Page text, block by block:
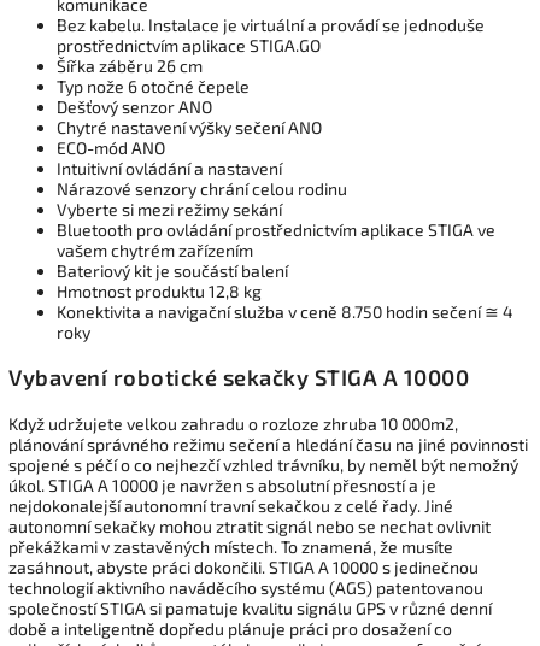
komunikace
Bez kabelu. Instalace je virtuální a provádí se jednoduše
prostřednictvím aplikace STIGA.GO
Šířka záběru 26 cm
Typ nože 6 otočné čepele
Dešťový senzor ANO
Chytré nastavení výšky sečení ANO
ECO-mód ANO
Intuitivní ovládání a nastavení
Nárazové senzory chrání celou rodinu
Vyberte si mezi režimy sekání
Bluetooth pro ovládání prostřednictvím aplikace STIGA ve
vašem chytrém zařízením
Bateriový kit je součástí balení
Hmotnost produktu 12,8 kg
Konektivita a navigační služba v ceně 8.750 hodin sečení ≅ 4
roky
Vybavení robotické sekačky STIGA A 10000
Když udržujete velkou zahradu o rozloze zhruba 10 000m2,
plánování správného režimu sečení a hledání času na jiné povinnosti
spojené s péčí o co nejhezčí vzhled trávníku, by neměl být nemožný
úkol. STIGA A 10000 je navržen s absolutní přesností a je
nejdokonalejší autonomní travní sekačkou z celé řady. Jiné
autonomní sekačky mohou ztratit signál nebo se nechat ovlivnit
překážkami v zastavěných místech. To znamená, že musíte
zasáhnout, abyste práci dokončili. STIGA A 10000 s jedinečnou
technologií aktivního naváděcího systému (AGS) patentovanou
společností STIGA si pamatuje kvalitu signálu GPSv různé denní
době a inteligentně dopředu plánuje práci pro dosažení co